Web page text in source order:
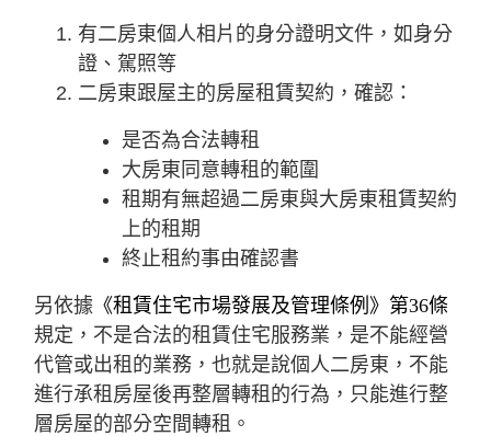
有二房東個人相片的身分證明文件，如身分
證、駕照等
二房東跟屋主的房屋租賃契約，確認：
是否為合法轉租
大房東同意轉租的範圍
租期有無超過二房東與大房東租賃契約
上的租期
終止租約事由確認書
另依據 《租賃住宅市場發展及管理條例》第36條
規定，不是合法的租賃住宅服務業，是不能經營
代管或出租的業務，也就是說個人二房東，不能
進行承租房屋後再整層轉租的行為，只能進行整
層房屋的部分空間轉租。